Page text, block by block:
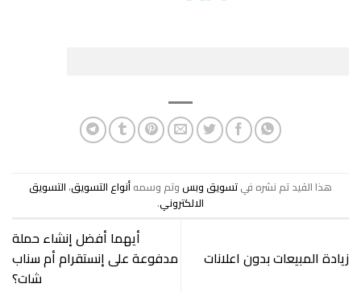
هذا القيد تم نشره فيتسويق وبسوتم وسمهأنواع التسويق،التسويق
الالكتروني.
زيادة المبيعات بدون اعلانات
أيهما أفضل إنشاء حملة
مدفوعة على إنستقرام أم سناب
شات؟